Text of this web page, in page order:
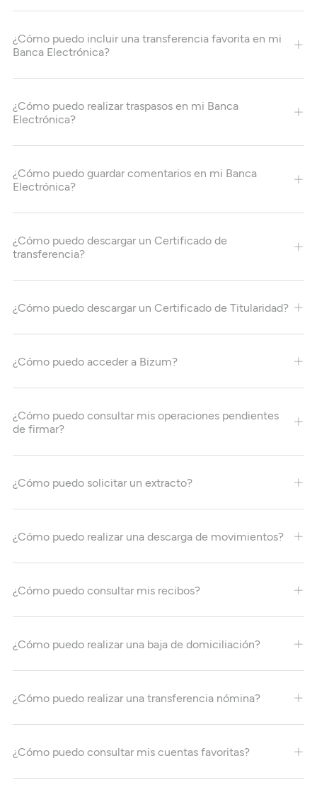
¿Cómo puedo incluir una transferencia favorita en mi
Banca Electrónica?
¿Cómo puedo realizar traspasos en mi Banca
Electrónica?
¿Cómo puedo guardar comentarios en mi Banca
Electrónica?
¿Cómo puedo descargar un Certificado de
transferencia?
¿Cómo puedo descargar un Certificado de Titularidad?
¿Cómo puedo acceder a Bizum?
¿Cómo puedo consultar mis operaciones pendientes
de firmar?
¿Cómo puedo solicitar un extracto?
¿Cómo puedo realizar una descarga de movimientos?
¿Cómo puedo consultar mis recibos?
¿Cómo puedo realizar una baja de domiciliación?
¿Cómo puedo realizar una transferencia nómina?
¿Cómo puedo consultar mis cuentas favoritas?